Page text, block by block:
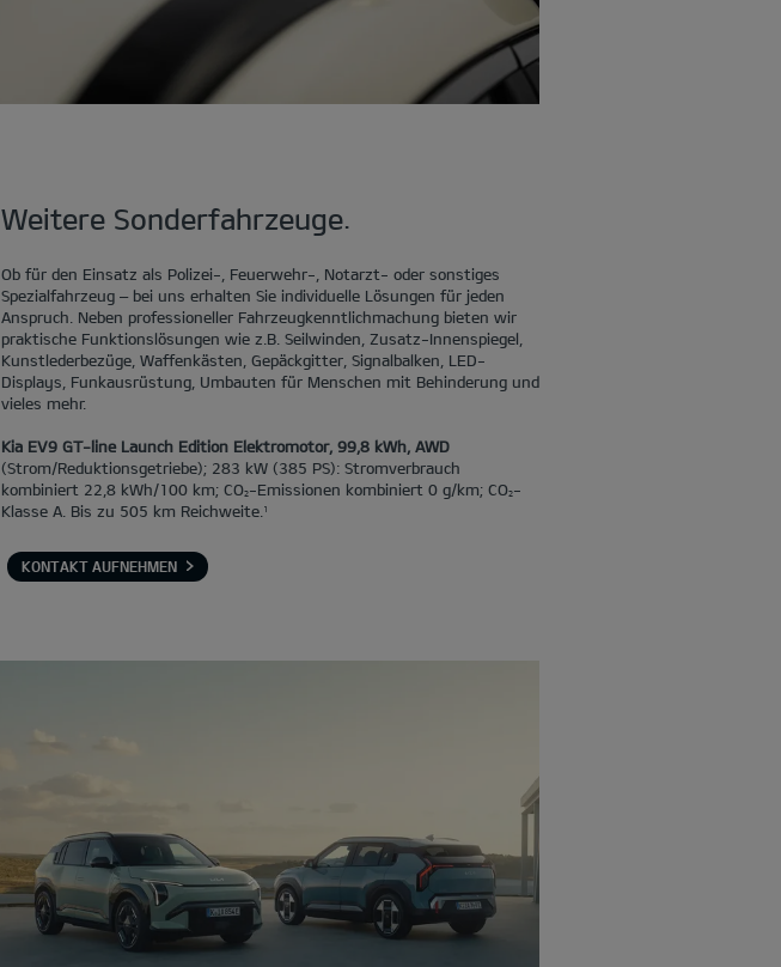
Weitere Sonderfahrzeuge.
Ob für den Einsatz als Polizei-, Feuerwehr-, Notarzt- oder sonstiges
Spezialfahrzeug – bei uns erhalten Sie individuelle Lösungen für jeden
Anspruch. Neben professioneller Fahrzeugkenntlichmachung bieten wir
praktische Funktionslösungen wie z.B. Seilwinden, Zusatz-Innenspiegel,
Kunstlederbezüge, Waffenkästen, Gepäckgitter, Signalbalken, LED-
Displays, Funkausrüstung, Umbauten für Menschen mit Behinderung und
vieles mehr.
Kia EV9 GT-line Launch Edition Elektromotor, 99,8 kWh, AWD
(Strom/Reduktionsgetriebe); 283 kW (385 PS): Stromverbrauch
kombiniert 22,8 kWh/100 km; CO2-Emissionen kombiniert 0 g/km; CO2-
Klasse A. Bis zu 505 km Reichweite. 1
KONTAKT AUFNEHMEN